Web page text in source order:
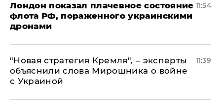
Лондон показал плачевное состояние
флота РФ, пораженного украинскими
дронами
11:54
"Новая стратегия Кремля", – эксперты
объяснили слова Мирошника о войне
с Украиной
11:39